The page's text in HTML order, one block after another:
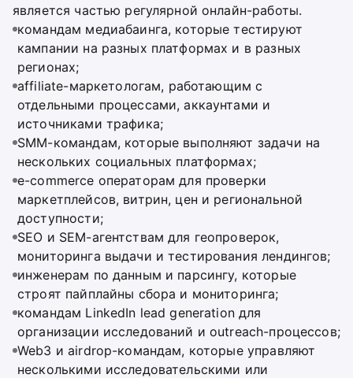
является частью регулярной онлайн-работы.
командам медиабаинга, которые тестируют
кампании на разных платформах и в разных
регионах;
affiliate-маркетологам, работающим с
отдельными процессами, аккаунтами и
источниками трафика;
SMM-командам, которые выполняют задачи на
нескольких социальных платформах;
e-commerce операторам для проверки
маркетплейсов, витрин, цен и региональной
доступности;
SEO и SEM-агентствам для геопроверок,
мониторинга выдачи и тестирования лендингов;
инженерам по данным и парсингу, которые
строят пайплайны сбора и мониторинга;
командам LinkedIn lead generation для
организации исследований и outreach-процессов;
Web3 и airdrop-командам, которые управляют
несколькими исследовательскими или